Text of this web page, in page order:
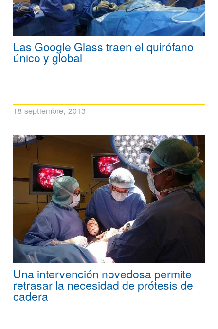
Las Google Glass traen el quirófano
único y global
18 septiembre, 2013
Una intervención novedosa permite
retrasar la necesidad de prótesis de
cadera